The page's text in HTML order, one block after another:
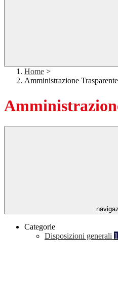
Home >
Amministrazione Trasparente
Categorie
Disposizioni generali